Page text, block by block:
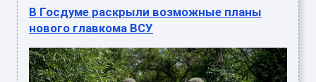
В Госдуме раскрыли возможные планы
нового главкома ВСУ